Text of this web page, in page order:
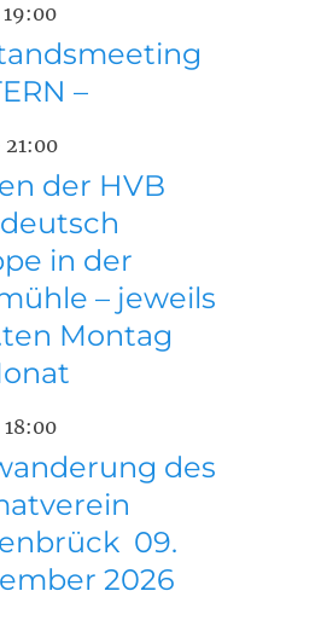
19:00
–
21:00
der HVB
in der
– jeweils
Montag
18:00
des
09.
2026